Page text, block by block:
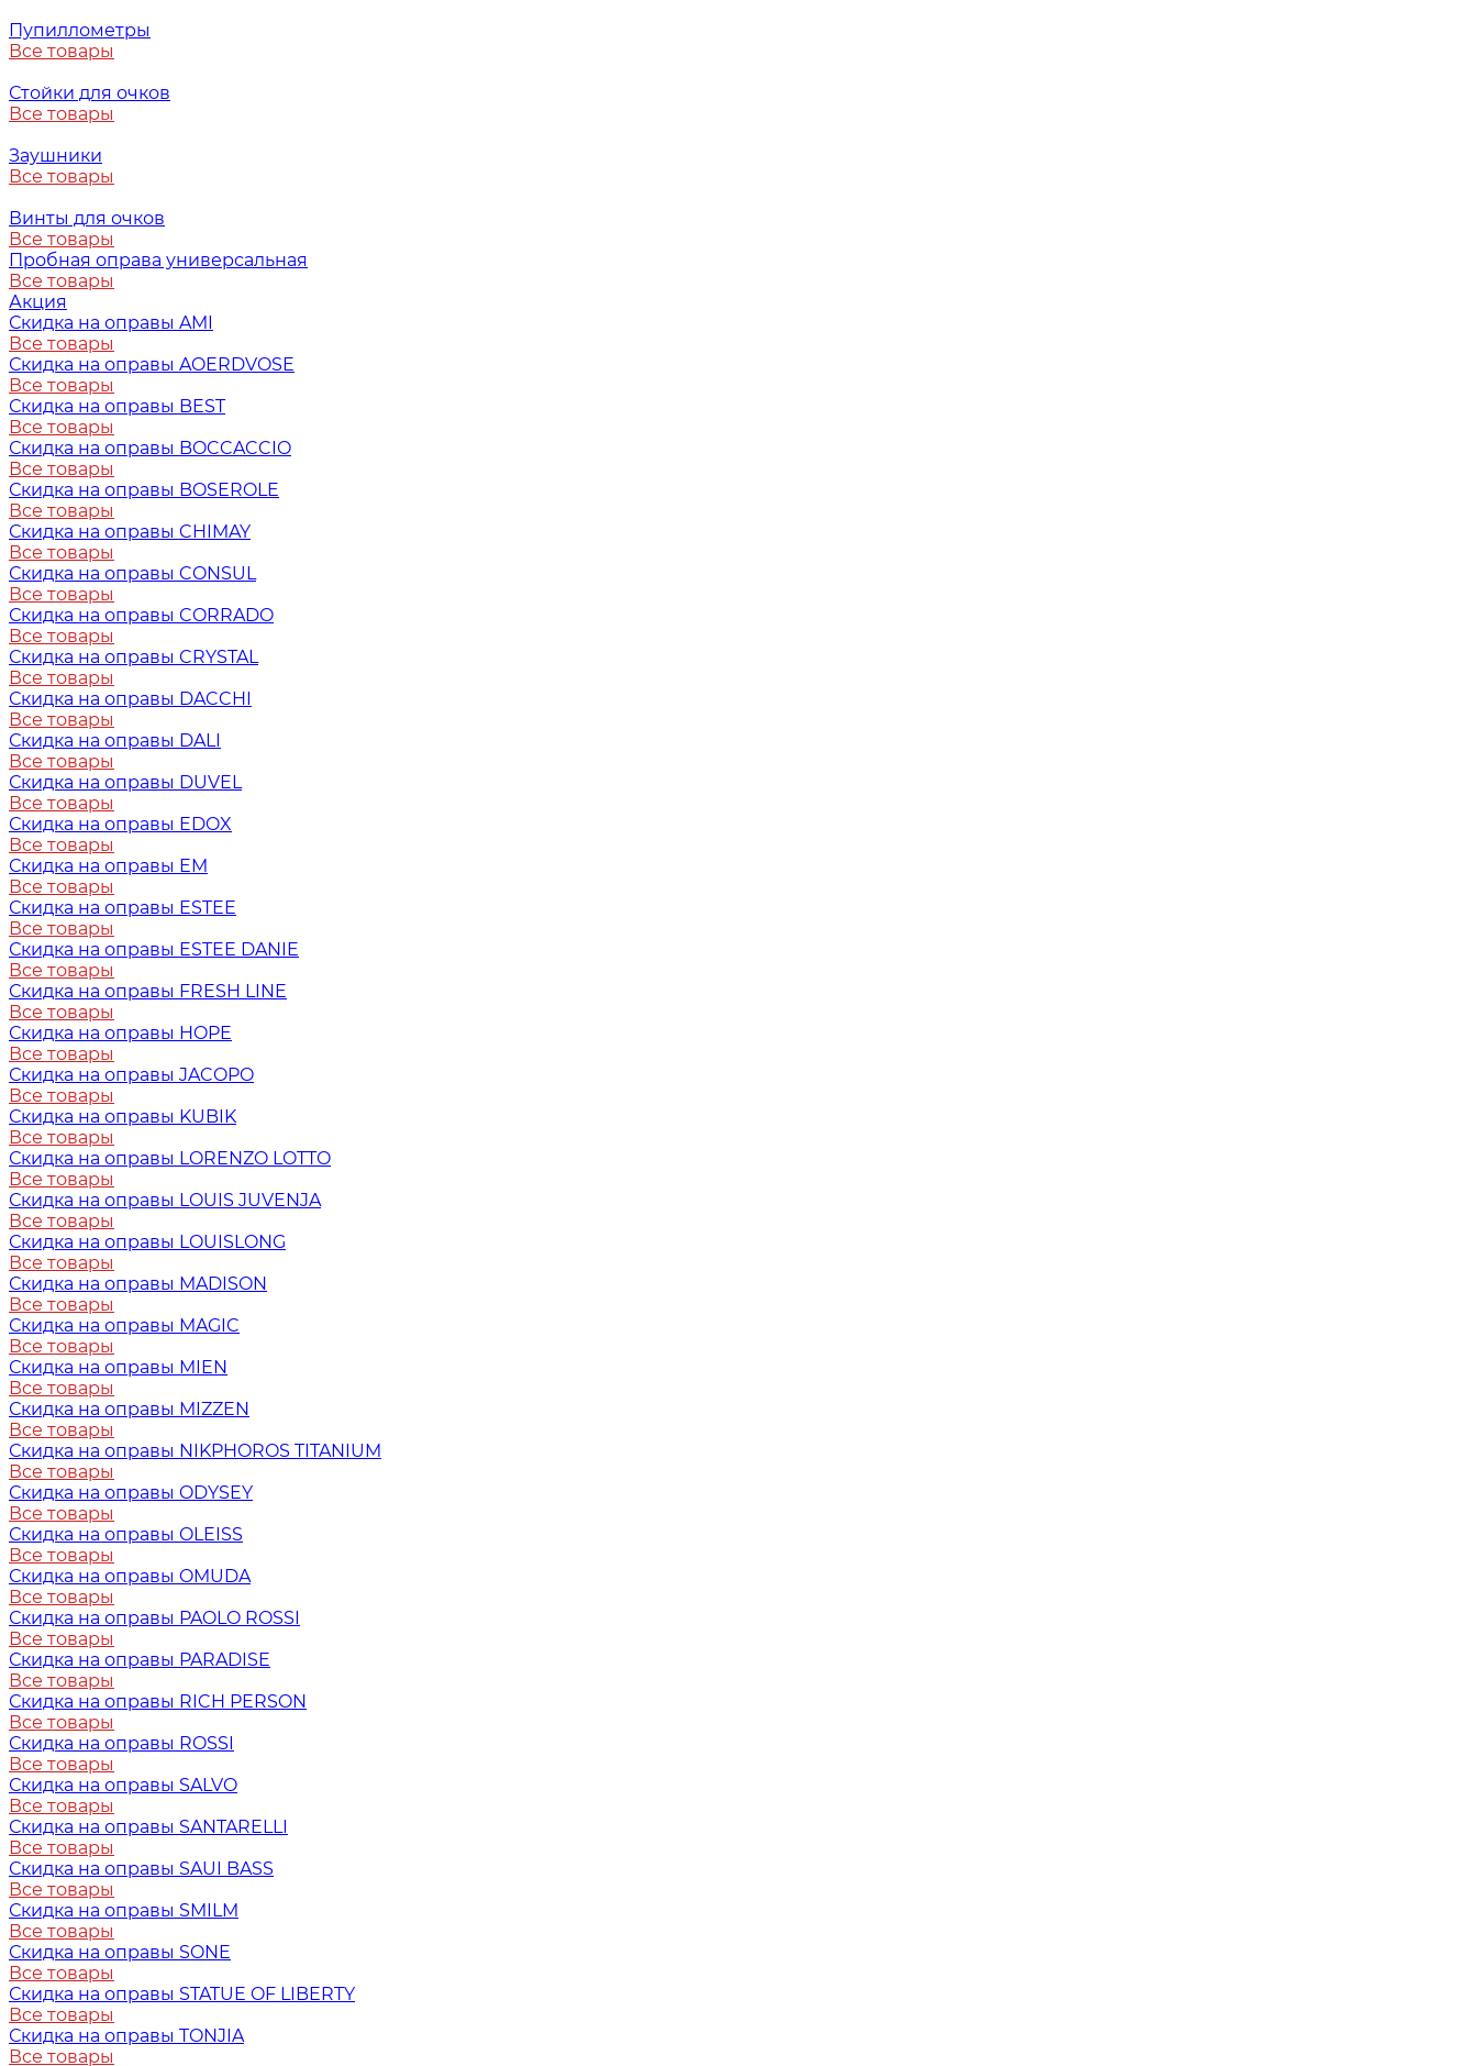
Пупиллометры
Все товары
Стойки для очков
Все товары
Заушники
Все товары
Винты для очков
Все товары
Пробная оправа универсальная
Все товары
Акция
Скидка на оправы AMI
Все товары
Скидка на оправы AOERDVOSE
Все товары
Скидка на оправы BEST
Все товары
Скидка на оправы BOCCACCIO
Все товары
Скидка на оправы BOSEROLE
Все товары
Скидка на оправы CHIMAY
Все товары
Скидка на оправы CONSUL
Все товары
Скидка на оправы CORRADO
Все товары
Скидка на оправы CRYSTAL
Все товары
Скидка на оправы DACCHI
Все товары
Скидка на оправы DALI
Все товары
Скидка на оправы DUVEL
Все товары
Скидка на оправы EDOX
Все товары
Скидка на оправы EM
Все товары
Скидка на оправы ESTEE
Все товары
Скидка на оправы ESTEE DANIE
Все товары
Скидка на оправы FRESH LINE
Все товары
Скидка на оправы HOPE
Все товары
Скидка на оправы JACOPO
Все товары
Скидка на оправы KUBIK
Все товары
Скидка на оправы LORENZO LOTTO
Все товары
Скидка на оправы LOUIS JUVENJA
Все товары
Скидка на оправы LOUISLONG
Все товары
Скидка на оправы MADISON
Все товары
Скидка на оправы MAGIC
Все товары
Скидка на оправы MIEN
Все товары
Скидка на оправы MIZZEN
Все товары
Скидка на оправы NIKPHOROS TITANIUM
Все товары
Скидка на оправы ODYSEY
Все товары
Скидка на оправы OLEISS
Все товары
Скидка на оправы OMUDA
Все товары
Скидка на оправы PAOLO ROSSI
Все товары
Скидка на оправы PARADISE
Все товары
Скидка на оправы RICH PERSON
Все товары
Скидка на оправы ROSSI
Все товары
Скидка на оправы SALVO
Все товары
Скидка на оправы SANTARELLI
Все товары
Скидка на оправы SAUI BASS
Все товары
Скидка на оправы SMILM
Все товары
Скидка на оправы SONE
Все товары
Скидка на оправы STATUE OF LIBERTY
Все товары
Скидка на оправы TONJIA
Все товары